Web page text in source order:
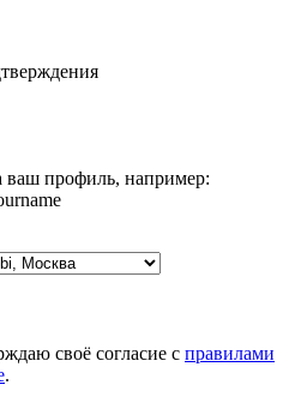
ваш профиль, например:
своё согласие с правилами
.